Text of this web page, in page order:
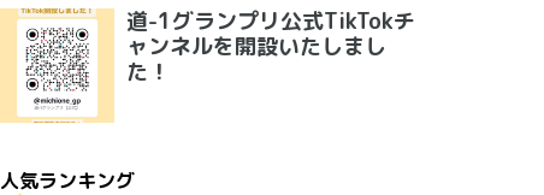
道-1グランプリ公式TikTokチ
ャンネルを開設いたしまし
た！
人気ランキング